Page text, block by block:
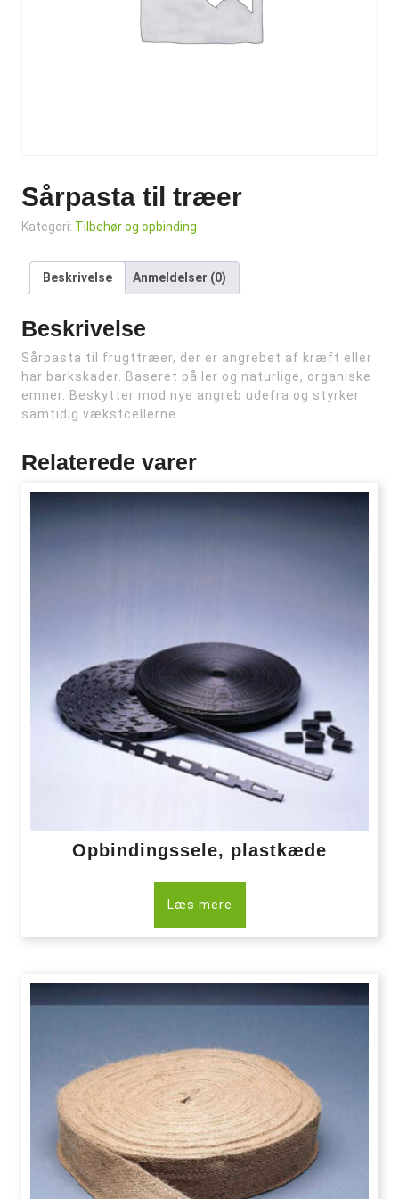
Sårpasta til træer
Kategori: Tilbehør og opbinding
Beskrivelse Anmeldelser (0)
Beskrivelse
Sårpasta til frugttræer, der er angrebet af kræft eller
har barkskader. Baseret på ler og naturlige, organiske
emner. Beskytter mod nye angreb udefra og styrker
samtidig vækstcellerne.
Relaterede varer
Opbindingssele, plastkæde
Læs mere